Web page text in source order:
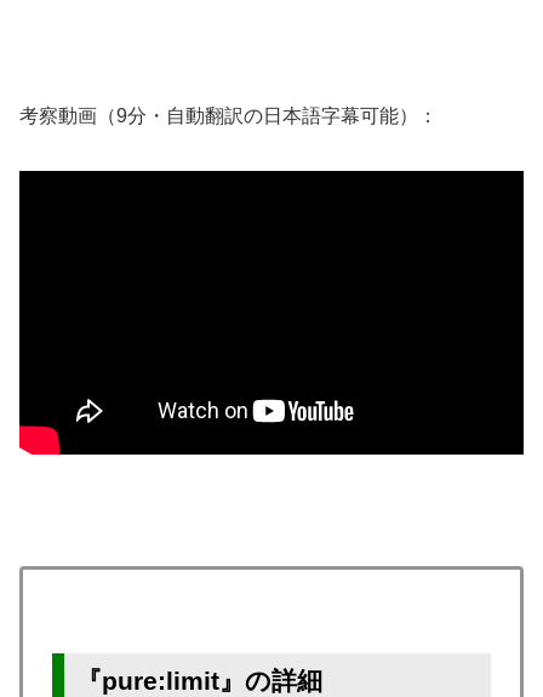
考察動画（9分・自動翻訳の日本語字幕可能）：
『pure:limit』の詳細